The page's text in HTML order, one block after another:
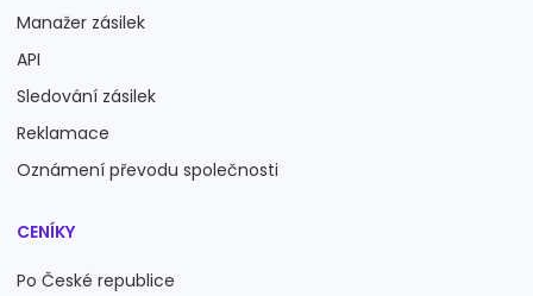
Manažer zásilek
API
Sledování zásilek
Reklamace
Oznámení převodu společnosti
CENÍKY
Po České republice